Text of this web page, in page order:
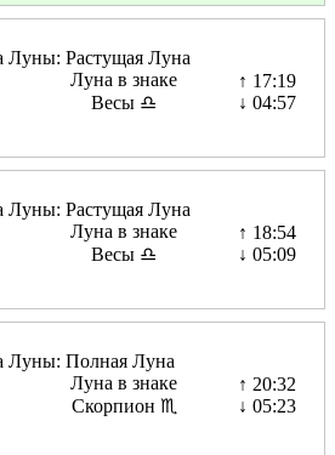
Луна в знаке
Весы ♎
↑ 17:19
↓ 04:57
Луна в знаке
Весы ♎
↑ 18:54
↓ 05:09
Луна в знаке
Скорпион ♏
↑ 20:32
↓ 05:23